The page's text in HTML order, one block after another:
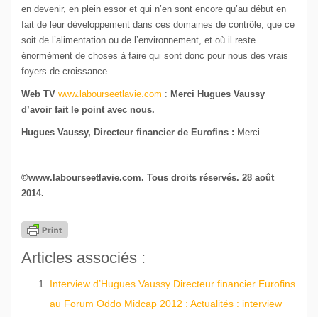
en devenir, en plein essor et qui n’en sont encore qu’au début en
fait de leur développement dans ces domaines de contrôle, que ce
soit de l’alimentation ou de l’environnement, et où il reste
énormément de choses à faire qui sont donc pour nous des vrais
foyers de croissance.
Web TV www.labourseetlavie.com : Merci Hugues Vaussy
d’avoir fait le point avec nous.
Hugues Vaussy, Directeur financier de Eurofins : Merci.
©www.labourseetlavie.com. Tous droits réservés. 28 août
2014.
Articles associés :
Interview d’Hugues Vaussy Directeur financier Eurofins
au Forum Oddo Midcap 2012 : Actualités : interview